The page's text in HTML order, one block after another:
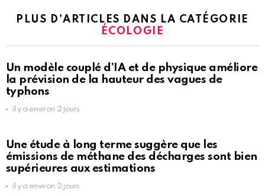
PLUS D'ARTICLES DANS LA CATÉGORIE
ÉCOLOGIE
Un modèle couplé d’IA et de physique améliore
la prévision de la hauteur des vagues de
typhons
il y a environ 2 jours
Une étude à long terme suggère que les
émissions de méthane des décharges sont bien
supérieures aux estimations
il y a environ 2 jours